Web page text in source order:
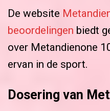
De website
beoordelingen biedt
over Metandienone
ervan in de sport.
Dosering van